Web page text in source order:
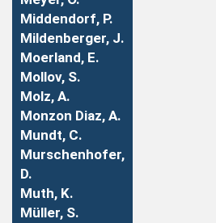
Middendorf, P.
Mildenberger, J.
Moerland, E.
Mollov, S.
Molz, A.
Monzon Diaz, A.
Mundt, C.
Murschenhofer,
D.
Muth, K.
Müller, S.